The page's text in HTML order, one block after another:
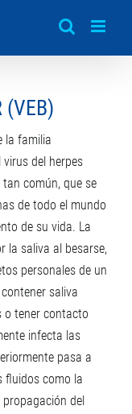
(VEB)
la familia
del herpes
común, que se
de todo el mundo
de su vida. La
la saliva al besarse,
personales de un
saliva
o tener contacto
infecta las
pasa a
fluidos como la
propagación del